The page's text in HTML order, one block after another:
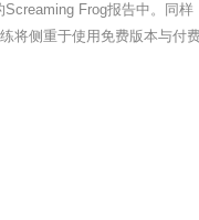
Frog报告中。同
侧重于使用免费版本与付